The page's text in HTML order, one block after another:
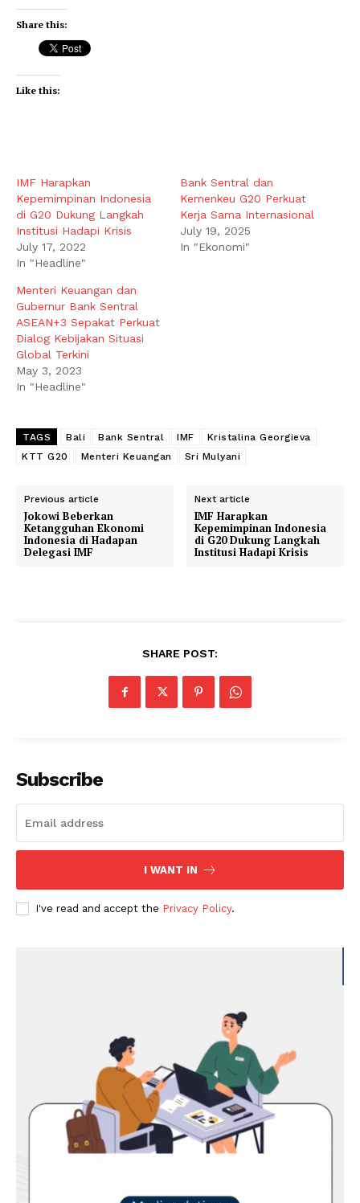
Share this:
Like this:
IMF Harapkan
Kepemimpinan Indonesia
di G20 Dukung Langkah
Institusi Hadapi Krisis
July 17, 2022
In "Headline"
Bank Sentral dan
Kemenkeu G20 Perkuat
Kerja Sama Internasional
July 19, 2025
In "Ekonomi"
Menteri Keuangan dan
Gubernur Bank Sentral
ASEAN+3 Sepakat Perkuat
Dialog Kebijakan Situasi
Global Terkini
May 3, 2023
In "Headline"
TAGS Bali Bank Sentral IMF
Kristalina Georgieva
KTT G20
Menteri Keuangan Sri Mulyani
Previous article
Jokowi Beberkan
Ketangguhan Ekonomi
Indonesia di Hadapan
Delegasi IMF
Next article
IMF Harapkan
Kepemimpinan Indonesia
di G20 Dukung Langkah
Institusi Hadapi Krisis
SHARE POST:
Subscribe
I WANT IN
I've read and accept the Privacy Policy.